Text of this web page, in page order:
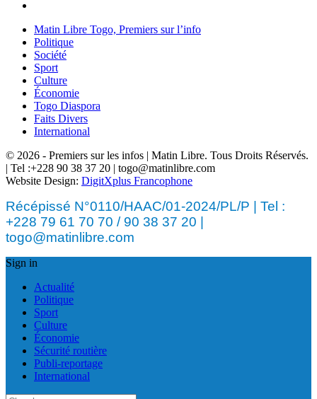
Matin Libre Togo, Premiers sur l’info
Politique
Société
Sport
Culture
Économie
Togo Diaspora
Faits Divers
International
© 2026 - Premiers sur les infos | Matin Libre. Tous Droits Réservés.
| Tel :+228 90 38 37 20 | togo@matinlibre.com
Website Design: DigitXplus Francophone
Récépissé N°0110/HAAC/01-2024/PL/P | Tel :
+228 79 61 70 70 / 90 38 37 20 |
togo@matinlibre.com
Sign in
Actualité
Politique
Sport
Culture
Économie
Sécurité routière
Publi-reportage
International